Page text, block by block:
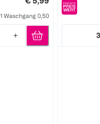
1 Waschgang 0,50
3
Quantity: